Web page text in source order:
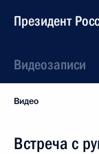
Президент
Видеозаписи
Видео
Встреча с